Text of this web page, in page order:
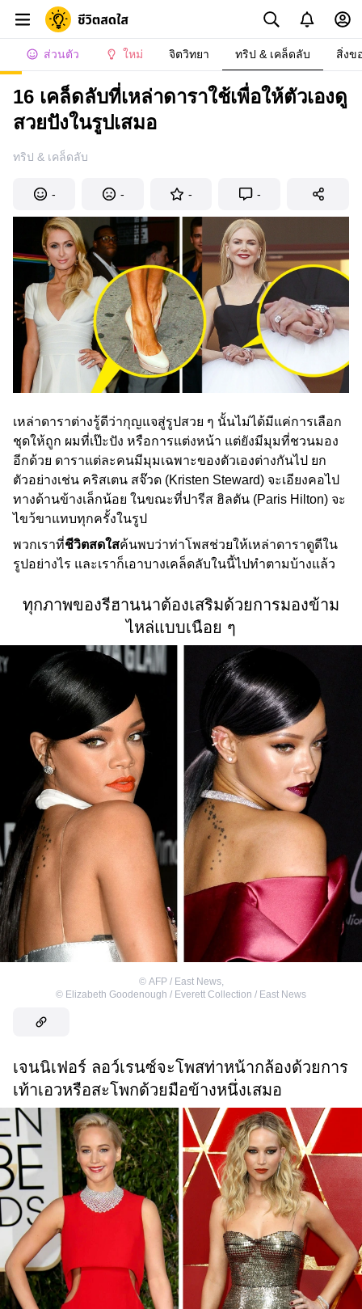
ส่วนตัว ใหม่ จิตวิทยา ทริป & เคล็ดลับ สิ่งข
16 เคล็ดลับที่เหล่าดาราใช้เพื่อให้ตัวเองดู
สวยปังในรูปเสมอ
ทริป & เคล็ดลับ
- - - -
เหล่าดาราต่างรู้ดีว่ากุญแจสู่รูปสวย ๆ นั้นไม่ได้มีแค่การเลือก
ชุดให้ถูก ผมที่เป๊ะปัง หรือการแต่งหน้า แต่ยังมีมุมที่ชวนมอง
อีกด้วย ดาราแต่ละคนมีมุมเฉพาะของตัวเองต่างกันไป ยก
ตัวอย่างเช่น คริสเตน สจ๊วด (Kristen Steward) จะเอียงคอไป
ทางด้านข้างเล็กน้อย ในขณะที่ปารีส ฮิลตัน (Paris Hilton) จะ
ไขว้ขาแทบทุกครั้งในรูป
พวกเราที่ชีวิตสดใสค้นพบว่าท่าโพสช่วยให้เหล่าดาราดูดีใน
รูปอย่างไร และเราก็เอาบางเคล็ดลับในนี้ไปทำตามบ้างแล้ว
ทุกภาพของรีฮานนาต้องเสริมด้วยการมองข้าม
ไหล่แบบเนือย ๆ
© AFP / East News,
© Elizabeth Goodenough / Everett Collection / East News
เจนนิเฟอร์ ลอว์เรนซ์จะโพสท่าหน้ากล้องด้วยการ
เท้าเอวหรือสะโพกด้วยมือข้างหนึ่งเสมอ